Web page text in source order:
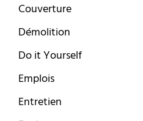
Couverture
Démolition
Do it Yourself
Emplois
Entretien